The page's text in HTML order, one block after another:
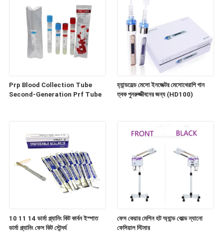
Prp Blood Collection Tube
Second-Generation Prf Tube
হ্যান্ডহেল্ড মেসো ইনজেক্টর মেসোথেরাপি গান
ত্বক পুনরুজ্জীবনের জন্য (HD100)
10 11 14 ডার্মা প্ল্যানিং কিট কার্বন ইস্পাত
ডার্মা প্ল্যানিং ফেস কিট সৌন্দর্য
ফেস কেয়ার মেশিন হট অ্যান্ড কোল্ড ন্যানো
ফেসিয়াল স্টিমার